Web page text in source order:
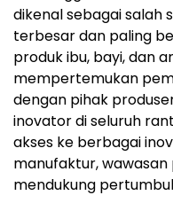
dikenal sebagai
terbesar dan paling
produk ibu, bayi, dan
mempertemukan
dengan pihak
inovator di seluruh
akses ke berbagai
manufaktur,
mendukung